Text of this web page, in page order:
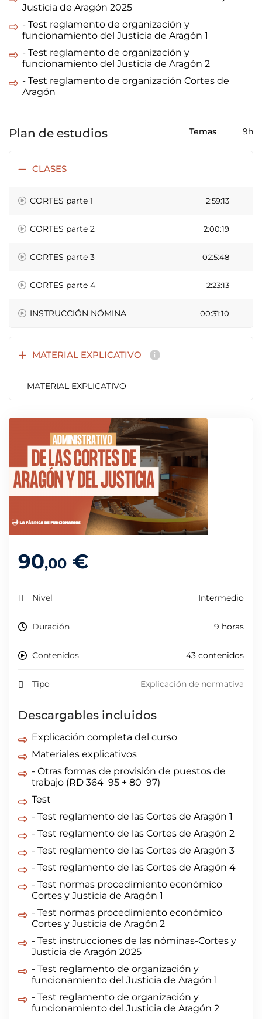
Justicia de Aragón 2025
- Test reglamento de organización y
funcionamiento del Justicia de Aragón 1
- Test reglamento de organización y
funcionamiento del Justicia de Aragón 2
- Test reglamento de organización Cortes de
Aragón
Plan de estudios Temas 9h
CLASES
CORTES parte 1 2:59:13
CORTES parte 2 2:00:19
CORTES parte 3 02:5:48
CORTES parte 4 2:23:13
INSTRUCCIÓN NÓMINA 00:31:10
MATERIAL EXPLICATIVO
MATERIAL EXPLICATIVO
90,00 €
Nivel Intermedio
Duración 9 horas
Contenidos 43 contenidos
Tipo Explicación de normativa
Descargables incluidos
Explicación completa del curso
Materiales explicativos
- Otras formas de provisión de puestos de
trabajo (RD 364_95 + 80_97)
Test
- Test reglamento de las Cortes de Aragón 1
- Test reglamento de las Cortes de Aragón 2
- Test reglamento de las Cortes de Aragón 3
- Test reglamento de las Cortes de Aragón 4
- Test normas procedimiento económico
Cortes y Justicia de Aragón 1
- Test normas procedimiento económico
Cortes y Justicia de Aragón 2
- Test instrucciones de las nóminas-Cortes y
Justicia de Aragón 2025
- Test reglamento de organización y
funcionamiento del Justicia de Aragón 1
- Test reglamento de organización y
funcionamiento del Justicia de Aragón 2